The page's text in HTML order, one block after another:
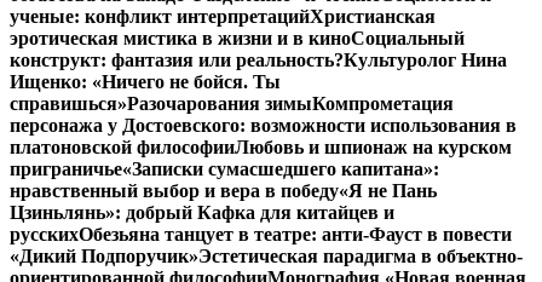
ученые: конфликт интерпретацийХристианская
эротическая мистика в жизни и в киноСоциальный
конструкт: фантазия или реальность?Культуролог Нина
Ищенко: «Ничего не бойся. Ты
справишься»Разочарования зимыКомпрометация
персонажа у Достоевского: возможности использования в
платоновской философииЛюбовь и шпионаж на курском
приграничье«Записки сумасшедшего капитана»:
нравственный выбор и вера в победу«Я не Пань
Цзиньлянь»: добрый Кафка для китайцев и
русскихОбезьяна танцует в театре: анти-Фауст в повести
«Дикий Подпоручик»Эстетическая парадигма в объектно-
ориентированной философииМонография «Новая военная